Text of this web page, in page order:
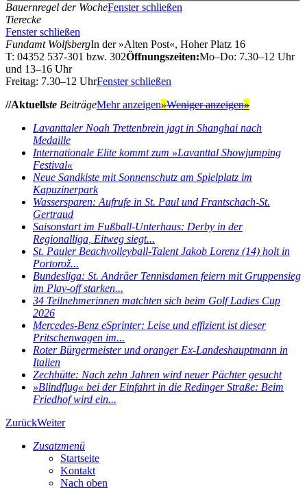
Bauernregel der WocheFenster schließen
Tierecke
Fenster schließen
Fundamt WolfsbergIn der »Alten Post«, Hoher Platz 16
T: 04352 537-301 bzw. 302Öffnungszeiten:Mo–Do: 7.30–12 Uhr
und 13–16 Uhr
Freitag: 7.30–12 UhrFenster schließen
//Aktuellste BeiträgeMehr anzeigen»Weniger anzeigen»
Lavanttaler Noah Trettenbrein jagt in Shanghai nach
Medaille
Internationale Elite kommt zum »Lavanttal Showjumping
Festival«
Neue Sandkiste mit Sonnenschutz am Spielplatz im
Kapuzinerpark
Wassersparen: Aufrufe in St. Paul und Frantschach-St.
Gertraud
Saisonstart im Fußball-Unterhaus: Derby in der
Regionalliga, Eitweg siegt...
St. Pauler Beachvolleyball-Talent Jakob Lorenz (14) holt in
Portorož...
Bundesliga: St. Andräer Tennisdamen feiern mit Gruppensieg
im Play-off starken...
34 Teilnehmerinnen matchten sich beim Golf Ladies Cup
2026
Mercedes-Benz eSprinter: Leise und effizient ist dieser
Pritschenwagen im...
Roter Bürgermeister und oranger Ex-Landeshauptmann in
Italien
Zechhütte: Nach zehn Jahren wird neuer Pächter gesucht
»Blindflug« bei der Einfahrt in die Redinger Straße: Beim
Friedhof wird ein...
ZurückWeiter
Zusatzmenü
Startseite
Kontakt
Nach oben